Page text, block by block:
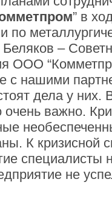
” в
по
–
ООО
с нашими
дела у них.
важно.
К кризисной
специалисты
не